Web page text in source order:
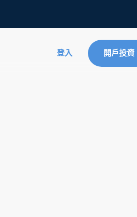
登入 開戶投資